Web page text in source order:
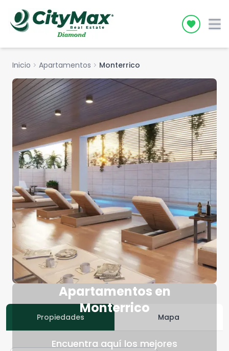
Icon
Inicio chevron_right Apartamentos chevron_right Monterrico
Apartamentos en
Monterrico
Encuentra aquí los mejores
Propiedades Mapa